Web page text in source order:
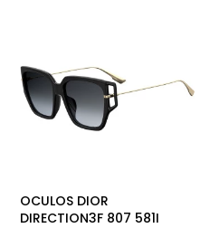
OCULOS DIOR
DIRECTION3F 807 581I